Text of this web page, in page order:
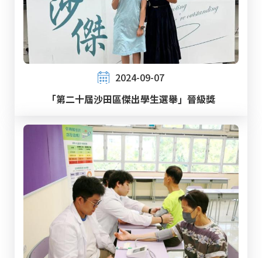
2024-09-07
「第二十屆沙田區傑出學生選舉」晉級獎